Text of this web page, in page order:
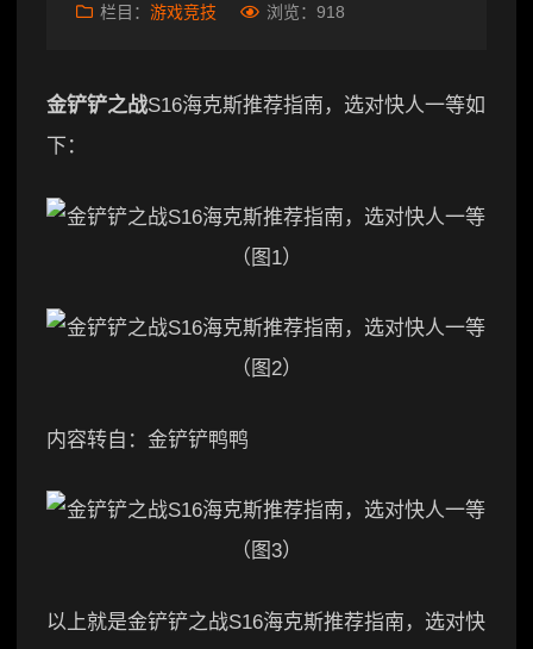
栏目： 游戏竞技 浏览： 918
金铲铲之战S16海克斯推荐指南，选对快人一等如
下：
内容转自：金铲铲鸭鸭
以上就是金铲铲之战S16海克斯推荐指南，选对快